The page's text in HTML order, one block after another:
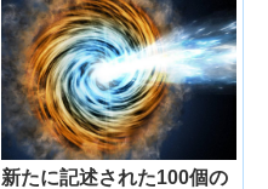
新たに記述された100個の